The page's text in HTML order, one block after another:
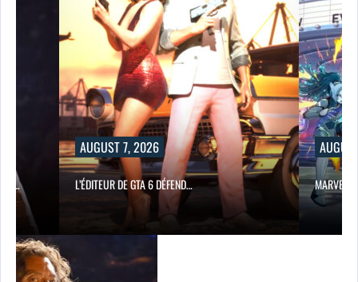
AUGUST 7, 2026
L’ÉDITEUR DE GTA 6 DÉFEND… MARVEL